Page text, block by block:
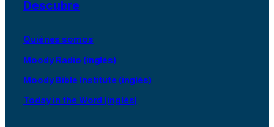
Descubre
Quiénes somos
Moody Radio (inglés)
Moody Bible Institute (inglés)
Today in the Word (inglés)